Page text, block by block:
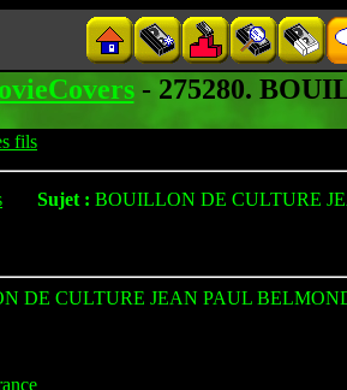
- 275280.
fils
Sujet : BOUILLON DE CULTURE
DE CULTURE JEAN PAUL